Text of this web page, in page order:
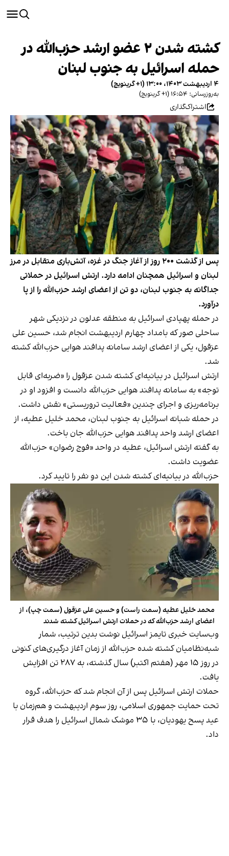
کشته شدن ۲ عضو ارشد حزب‌الله در
حمله اسرائیل به جنوب لبنان
۴ اردیبهشت ۱۴۰۳، ۱۳:۰۰ (‎+۱ گرینویچ)
به‌روزرسانی: ۱۶:۵۴ (‎+۱ گرینویچ)
اشتراک‌گذاری
پس از گذشت ۲۰۰ روز از آغاز جنگ در غزه، آتش‌باری متقابل در مرز
لبنان و اسرائیل همچنان ادامه دارد. ارتش اسرائیل در حملاتی
جداگانه به جنوب لبنان، دو تن از اعضای ارشد حزب‌الله را از پا
درآورد.
در حمله پهپادی اسرائیل به منطقه عدلون در نزدیکی شهر
ساحلی صور که بامداد چهارم اردیبهشت انجام شد، حسين علی
عزقول، یکی از اعضای ارشد سامانه پدافند هوایی حزب‌الله کشته
شد.
ارتش اسرائیل در بیانیه‌ای کشته شدن عزقول را «ضربه‌ای قابل
توجه» به سامانه پدافند هوایی حزب‌الله دانست و افزود او در
برنامه‌ریزی و اجرای چندین «فعالیت تروریستی» نقش داشت.
در حمله شبانه اسرائیل به جنوب لبنان، محمد خلیل عطیه، از
اعضای ارشد واحد پدافند هوایی حزب‌الله جان باخت.
به گفته ارتش اسرائیل، عطیه در واحد «فوج رضوان» حزب‌الله
عضویت داشت.
حزب‌الله در بیانیه‌ای کشته شدن این دو نفر را تایید کرد.
محمد خلیل عطیه (سمت راست) و حسين علی عزقول (سمت چپ)، از
اعضای ارشد حزب‌الله که در حملات ارتش اسرائیل کشته شدند
وب‌سایت خبری تایمز اسرائیل نوشت بدین ترتیب، شمار
شبه‌نظامیان کشته شده حزب‌الله از زمان آغاز درگیری‌های کنونی
در روز ۱۵ مهر (هفتم اکتبر) سال گذشته، به ۲۸۷ تن افزایش
یافت.
حملات ارتش اسرائیل پس از آن انجام شد که حزب‌الله، گروه‌
تحت حمایت جمهوری اسلامی، روز سوم اردیبهشت و هم‌زمان با
عید پسح یهودیان، با ۳۵ موشک شمال اسرائیل را هدف قرار
داد.